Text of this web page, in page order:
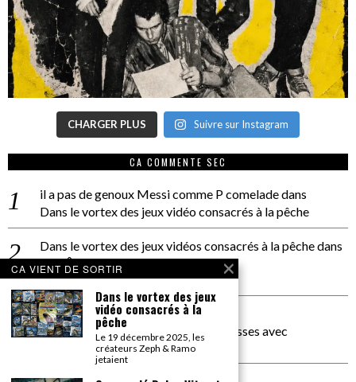
CHARGER PLUS Suivre sur Instagram
CA COMMENTE SEC
il a pas de genoux Messi comme P comeladedans
Dans le vortex des jeux vidéo consacrés à la pêche
Dans le vortex des jeux vidéos consacrés à la pêchedans
PACÔME THIELLEMENT
La séance d’Hip Gnose
La Patrie
dans
On a parlé Dolce Vita et lutte des classes avec
Bernardino Femminielli
CA VIENT DE SORTIR
Dans le vortex des jeux
vidéo consacrés à la
pêche
Le 19 décembre 2025, les
créateurs Zeph & Ramo
jetaient